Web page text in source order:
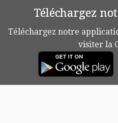
Téléchargez
Téléchargez notre
visiter la